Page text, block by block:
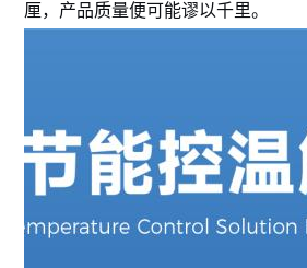
厘，产品质量便可能谬以千里。